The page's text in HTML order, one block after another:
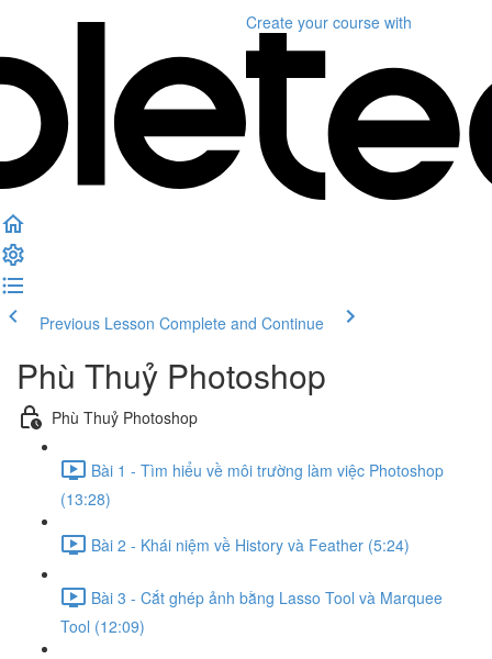
Create your course with
Previous Lesson Complete and Continue
Phù Thuỷ Photoshop
Phù Thuỷ Photoshop
Bài 1 - Tìm hiểu về môi trường làm việc Photoshop
(13:28)
Bài 2 - Khái niệm về History và Feather (5:24)
Bài 3 - Cắt ghép ảnh bằng Lasso Tool và Marquee
Tool (12:09)